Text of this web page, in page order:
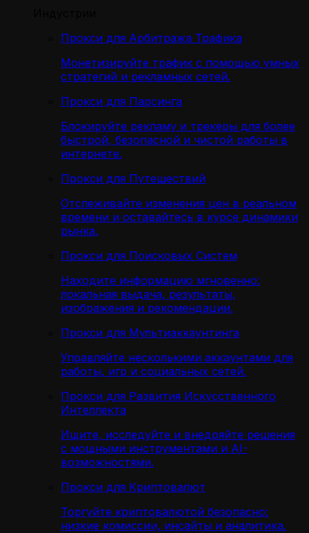
Прокси для Арбитража Трафика
Монетизируйте трафик с помощью умных
стратегий и рекламных сетей.
Прокси для Парсинга
Блокируйте рекламу и трекеры для более
быстрой, безопасной и чистой работы в
интернете.
Прокси для Путешествий
Отслеживайте изменения цен в реальном
времени и оставайтесь в курсе динамики
рынка.
Прокси для Поисковых Систем
Находите информацию мгновенно:
локальная выдача, результаты,
изображения и рекомендации.
Прокси для Мультиаккаунтинга
Управляйте несколькими аккаунтами для
работы, игр и социальных сетей.
Прокси для Развития Искусственного
Интеллекта
Ищите, исследуйте и внедряйте решения
с мощными инструментами и AI-
возможностями.
Прокси для Криптовалют
Торгуйте криптовалютой безопасно:
низкие комиссии, инсайты и аналитика.